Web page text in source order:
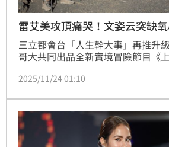
雷艾美攻頂痛哭！文姿云突缺
三立都會台「人生幹大事」再推升
哥大共同出品全新實境冒險節目《
弟）、黃仕傑（阿傑）、楊盛堯（
文等人，一同挑戰180天內橫跨歐
限任務。節目將攀登「非洲之巔」
馬特洪峰，最終回歸台灣挑戰最美
台灣的堅毅與
2025/11/24 01:10